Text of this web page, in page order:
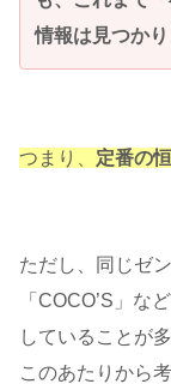
情報は見つかり
つまり、 定番の
ただし、同じゼ
「COCO’S」な
していることが
このあたりから考